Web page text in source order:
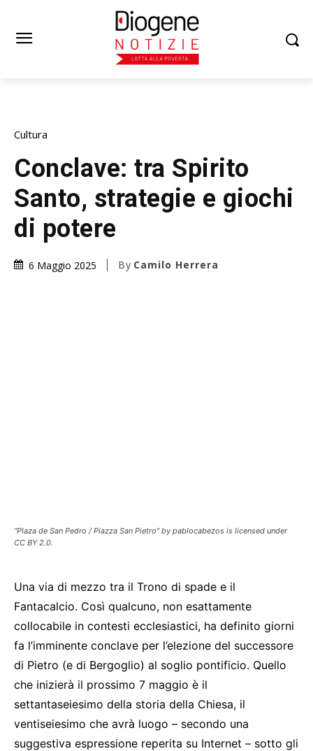
Cultura
Conclave: tra Spirito
Santo, strategie e giochi
di potere
6 Maggio 2025 By Camilo Herrera
"Plaza de San Pedro / Piazza San Pietro" by pablocabezos is licensed under
CC BY 2.0.
Una via di mezzo tra il Trono di spade e il
Fantacalcio. Così qualcuno, non esattamente
collocabile in contesti ecclesiastici, ha definito giorni
fa l’imminente conclave per l’elezione del successore
di Pietro (e di Bergoglio) al soglio pontificio. Quello
che inizierà il prossimo 7 maggio è il
settantaseiesimo della storia della Chiesa, il
ventiseiesimo che avrà luogo – secondo una
suggestiva espressione reperita su Internet – sotto gli